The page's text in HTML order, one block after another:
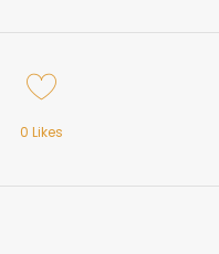
0 Likes